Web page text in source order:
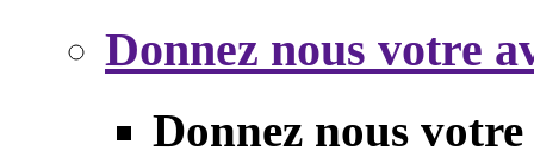
Donnez nous votre
Donnez nous